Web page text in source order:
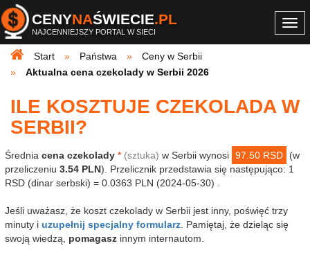
CENYNAŚWIECIE.PL
NAJCENNIEJSZY PORTAL W SIECI
Start
Państwa
Ceny w Serbii
Aktualna cena czekolady w Serbii 2026
ILE KOSZTUJE CZEKOLADA W
SERBII?
Średnia cena czekolady * (sztuka) w Serbii wynosi 97.50 RSD
(w
przeliczeniu 3.54 PLN). Przelicznik przedstawia się następująco: 1
RSD (dinar serbski) = 0.0363 PLN (2024-05-30) .
Jeśli uważasz, że koszt czekolady w Serbii jest inny, poświęć trzy
minuty i uzupełnij specjalny formularz . Pamiętaj, że dzieląc się
swoją wiedzą, pomagasz innym internautom.